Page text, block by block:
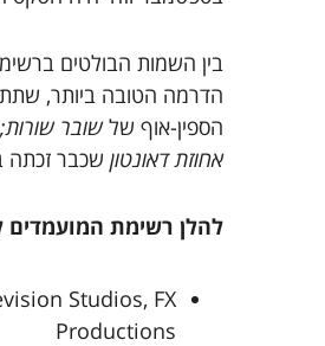
בין השמות הבולטים
הדרמה הטובה ביותר,
הספין-אוף שלשובר שורות;
אחוזת דאונטון שכבר זכתה
להלן רשימת
Studios, FX
Productions